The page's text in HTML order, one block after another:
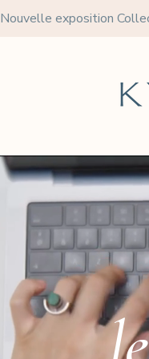
Nouvelle exposition